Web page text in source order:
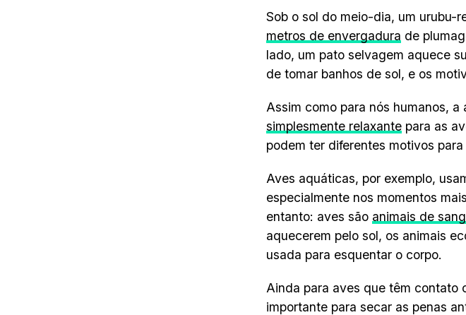
Sob o sol do meio-dia, um urubu-
metros de envergadura de
lado, um pato selvagem aquece
de tomar banhos de sol, e os
Assim como para nós humanos,
simplesmente relaxante para as
podem ter diferentes motivos
Aves aquáticas, por exemplo,
especialmente nos momentos
entanto: aves são animais de
aquecerem pelo sol, os animais
usada para esquentar o corpo.
Ainda para aves que têm contato
importante para secar as penas